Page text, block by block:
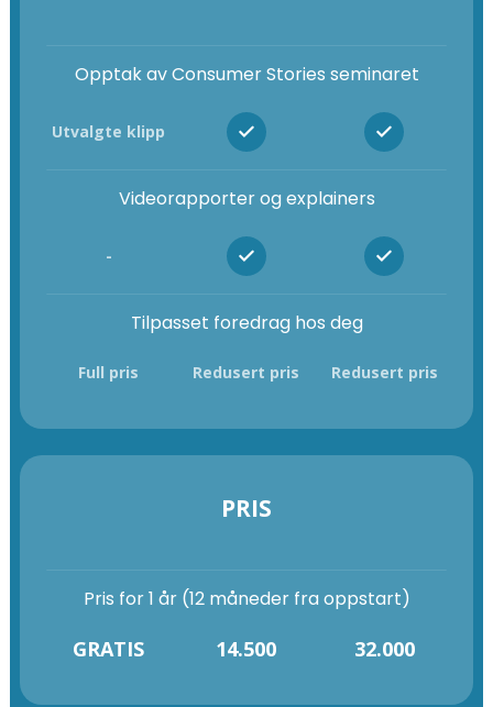
Opptak av Consumer Stories seminaret
Utvalgte klipp
Videorapporter og explainers
-
Tilpasset foredrag hos deg
Full pris Redusert pris Redusert pris
PRIS
Pris for 1 år (12 måneder fra oppstart)
GRATIS 14.500 32.000